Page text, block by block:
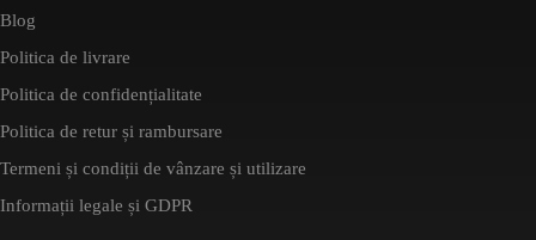
Blog
Politica de livrare
Politica de confidențialitate
Politica de retur și rambursare
Termeni și condiții de vânzare și utilizare
Informații legale și GDPR